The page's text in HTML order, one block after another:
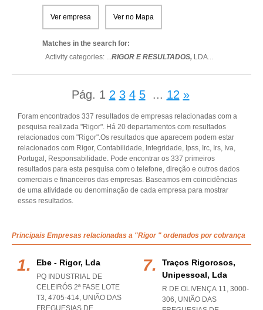
Ver empresa Ver no Mapa
Matches in the search for:
Activity categories: ...RIGOR E RESULTADOS, LDA...
Pág. 1 2 3 4 5 ... 12 »
Foram encontrados 337 resultados de empresas relacionadas com a
pesquisa realizada "Rigor". Há 20 departamentos com resultados
relacionados com "Rigor".Os resultados que aparecem podem estar
relacionados com Rigor, Contabilidade, Integridade, Ipss, Irc, Irs, Iva,
Portugal, Responsabilidade. Pode encontrar os 337 primeiros
resultados para esta pesquisa com o telefone, direção e outros dados
comerciais e financeiros das empresas. Baseamos em coincidências
de uma atividade ou denominação de cada empresa para mostrar
esses resultados.
Principais Empresas relacionadas a "Rigor " ordenados por cobrança
Ebe - Rigor, Lda
PQ INDUSTRIAL DE
CELEIRÓS 2ª FASE LOTE
T3, 4705-414, UNIÃO DAS
FREGUESIAS DE
Traços Rigorosos,
Unipessoal, Lda
R DE OLIVENÇA 11, 3000-
306, UNIÃO DAS